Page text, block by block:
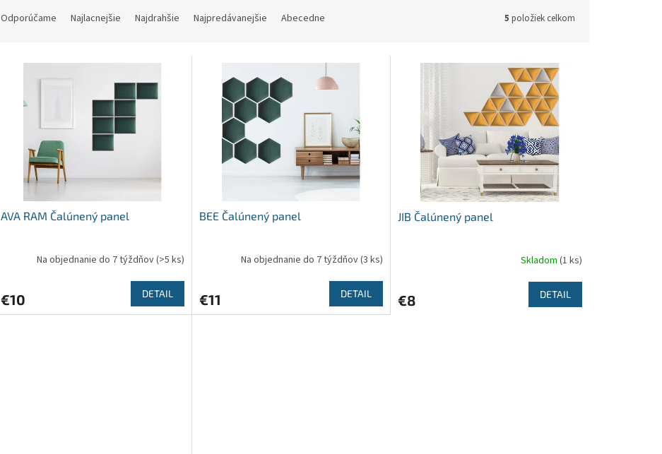
Odporúčame Najlacnejšie Najdrahšie Najpredávanejšie Abecedne 5 položiek celkom
AVA RAM Čalúnený panel
Na objednanie do 7 týždňov(>5 ks)
€10 DETAIL
BEE Čalúnený panel
Na objednanie do 7 týždňov(3 ks)
€11 DETAIL
JIB Čalúnený panel
Skladom (1 ks)
€8 DETAIL